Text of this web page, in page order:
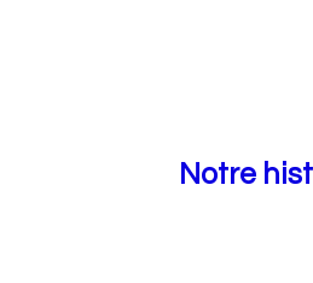
Notre